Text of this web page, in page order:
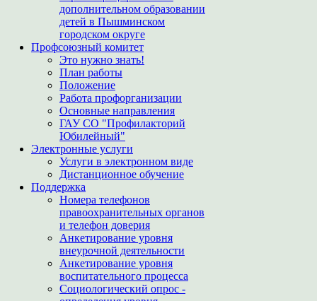
дополнительном образовании
детей в Пышминском
городском округе
Профсоюзный комитет
Это нужно знать!
План работы
Положение
Работа профорганизации
Основные направления
ГАУ СО "Профилакторий
Юбилейный"
Электронные услуги
Услуги в электронном виде
Дистанционное обучение
Поддержка
Номера телефонов
правоохранительных органов
и телефон доверия
Анкетирование уровня
внеурочной деятельности
Анкетирование уровня
воспитательного процесса
Социологический опрос -